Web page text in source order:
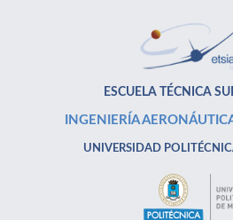
ESCUELA TÉCNICA
INGENIERÍA
UNIVERSIDAD